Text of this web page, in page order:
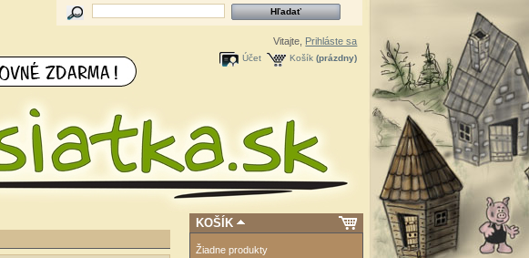
Vitajte, Prihláste sa
Košík (prázdny)
Účet
KOŠÍK
Žiadne produkty